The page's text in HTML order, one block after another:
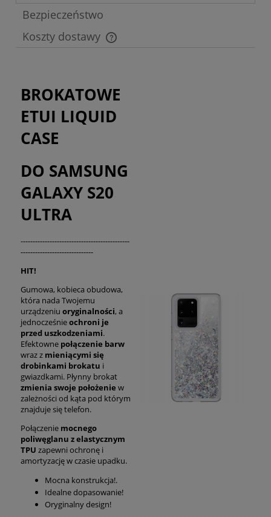
Bezpieczeństwo
Koszty dostawy
Cena nie zawiera ewentualnych kosztów płatności
BROKATOWE
ETUI LIQUID
CASE
DO SAMSUNG
GALAXY S20
ULTRA
---------------------------------------------
------------------------------
HIT!
Gumowa, kobieca obudowa,
która nada Twojemu
urządzeniu oryginalności, a
jednocześnieochroni je
przed uszkodzeniami.
Efektowne połączenie barw
wraz z mieniącymi się
drobinkami brokatu i
gwiazdkami. Płynny brokat
zmienia swoje położenie w
zależności od kąta pod którym
znajduje się telefon.
Połączenie mocnego
poliwęglanu z elastycznym
TPU zapewni ochronę i
amortyzację w czasie upadku.
Mocna konstrukcja!.
Idealne dopasowanie!
Oryginalny design!